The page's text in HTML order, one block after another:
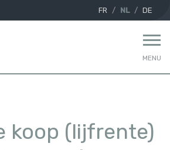
FR NL DE
MENU
koop (lijfrente)